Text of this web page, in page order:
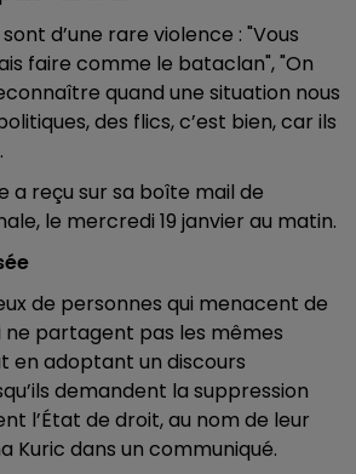
d’une rare violence : "Vous
faire comme le bataclan", "On
quand une situation nous
des flics, c’est bien, car ils
a reçu sur sa boîte mail de
le mercredi 19 janvier au matin.
de personnes qui menacent de
ne partagent pas les mêmes
en adoptant un discours
demandent la suppression
l’État de droit, au nom de leur
Kuric dans un communiqué.